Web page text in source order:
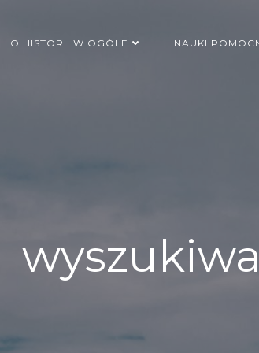
O HISTORII W OGÓLE NAUKI